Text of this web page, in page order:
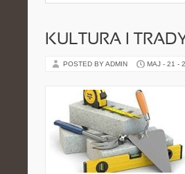
KULTURA I
POSTED BY ADMIN MAJ - 21 -